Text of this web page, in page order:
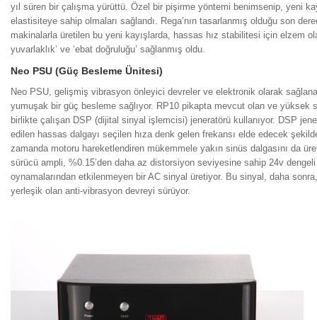
yıl süren bir çalışma yürüttü. Özel bir pişirme yöntemi benimsenip, yeni
elastisiteye sahip olmaları sağlandı. Rega’nın tasarlanmış olduğu son
makinalarla üretilen bu yeni kayışlarda, hassas hız stabilitesi için elzem
yuvarlaklık’ ve ‘ebat doğruluğu’ sağlanmış oldu.
Neo PSU (Güç Besleme Ünitesi)
Neo PSU, gelişmiş vibrasyon önleyici devreler ve elektronik olarak
yumuşak bir güç besleme sağlıyor. RP10 pikapta mevcut olan ve yüksek
birlikte çalışan DSP (dijital sinyal işlemcisi) jeneratörü kullanıyor. DSP
edilen hassas dalgayı seçilen hıza denk gelen frekansı elde edecek
zamanda motoru hareketlendiren mükemmele yakın sinüs dalgasını da
sürücü ampli, %0.15’den daha az distorsiyon seviyesine sahip 24v
oynamalarından etkilenmeyen bir AC sinyal üretiyor. Bu sinyal, daha
yerleşik olan anti-vibrasyon devreyi sürüyor.